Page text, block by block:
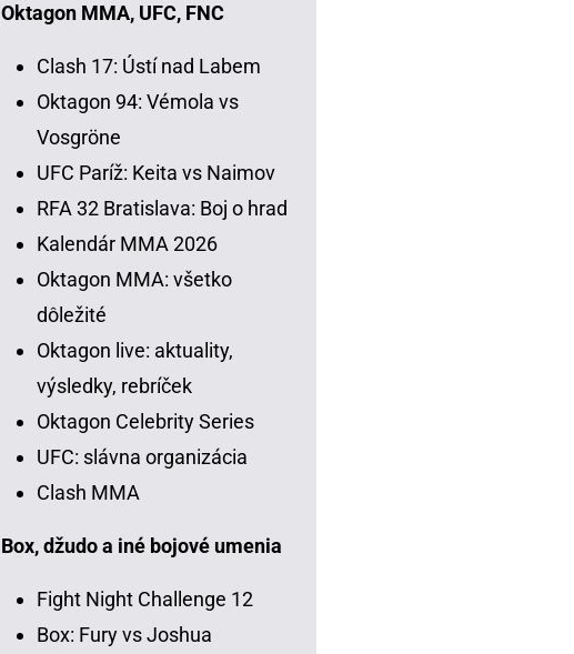
Oktagon MMA, UFC, FNC
Clash 17: Ústí nad Labem
Oktagon 94: Vémola vs
Vosgröne
UFC Paríž: Keita vs Naimov
RFA 32 Bratislava: Boj o hrad
Kalendár MMA 2026
Oktagon MMA: všetko
dôležité
Oktagon live: aktuality,
výsledky, rebríček
Oktagon Celebrity Series
UFC: slávna organizácia
Clash MMA
Box, džudo a iné bojové umenia
Fight Night Challenge 12
Box: Fury vs Joshua